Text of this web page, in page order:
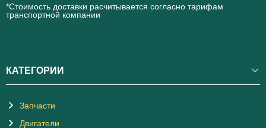
*Стоимость доставки расчитывается согласно тарифам
транспортной компании
КАТЕГОРИИ
Запчасти
Двигатели